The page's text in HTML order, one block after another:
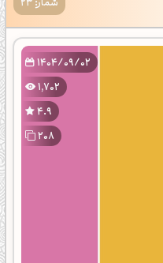
1404/09/02
1,702
4.9
208